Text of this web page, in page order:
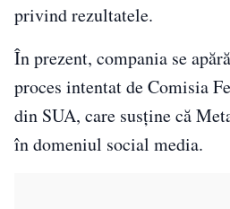
privind rezultatele.
În prezent, compania se
proces intentat de Comisia
din SUA, care susține că
în domeniul social media.